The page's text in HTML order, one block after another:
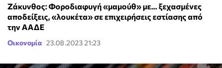
Ζάκυνθος: Φοροδιαφυγή «μαμούθ» με... ξεχασμένες
αποδείξεις, «λουκέτα» σε επιχειρήσεις εστίασης από
την ΑΑΔΕ
Οικονομία 23.08.2023 21:23